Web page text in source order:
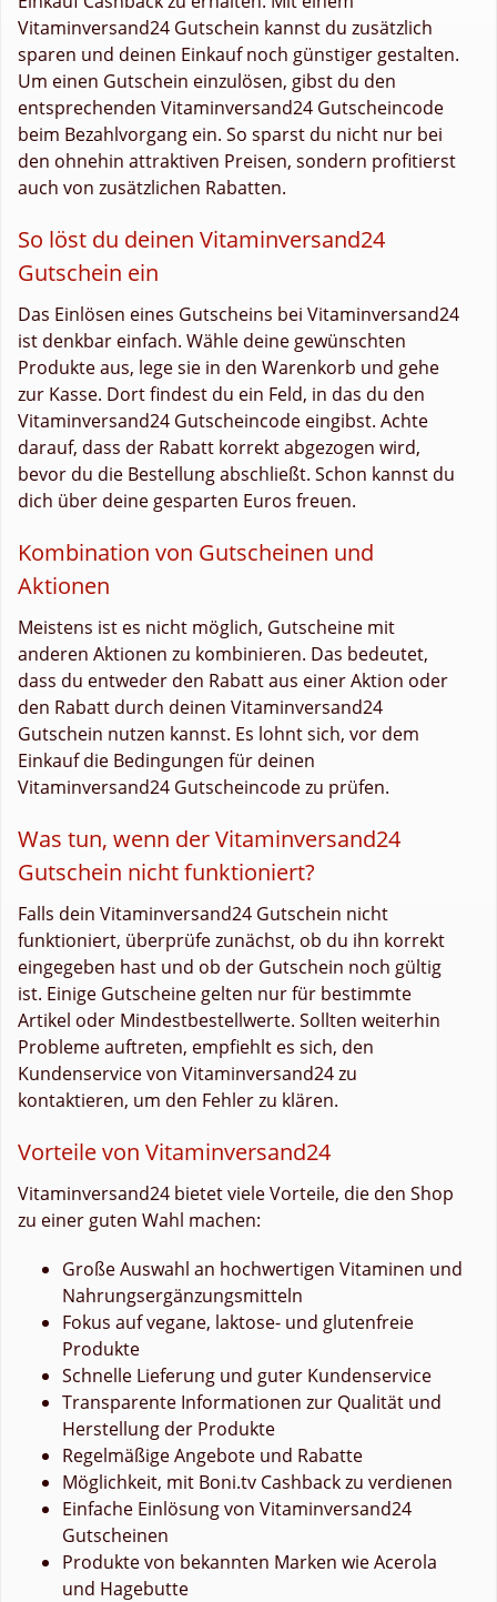
Vitaminversand24 Gutschein kannst du zusätzlich
sparen und deinen Einkauf noch günstiger gestalten.
Um einen Gutschein einzulösen, gibst du den
entsprechenden Vitaminversand24 Gutscheincode
beim Bezahlvorgang ein. So sparst du nicht nur bei
den ohnehin attraktiven Preisen, sondern profitierst
auch von zusätzlichen Rabatten.
So löst du deinen Vitaminversand24
Gutschein ein
Das Einlösen eines Gutscheins bei Vitaminversand24
ist denkbar einfach. Wähle deine gewünschten
Produkte aus, lege sie in den Warenkorb und gehe
zur Kasse. Dort findest du ein Feld, in das du den
Vitaminversand24 Gutscheincode eingibst. Achte
darauf, dass der Rabatt korrekt abgezogen wird,
bevor du die Bestellung abschließt. Schon kannst du
dich über deine gesparten Euros freuen.
Kombination von Gutscheinen und
Aktionen
Meistens ist es nicht möglich, Gutscheine mit
anderen Aktionen zu kombinieren. Das bedeutet,
dass du entweder den Rabatt aus einer Aktion oder
den Rabatt durch deinen Vitaminversand24
Gutschein nutzen kannst. Es lohnt sich, vor dem
Einkauf die Bedingungen für deinen
Vitaminversand24 Gutscheincode zu prüfen.
Was tun, wenn der Vitaminversand24
Gutschein nicht funktioniert?
Falls dein Vitaminversand24 Gutschein nicht
funktioniert, überprüfe zunächst, ob du ihn korrekt
eingegeben hast und ob der Gutschein noch gültig
ist. Einige Gutscheine gelten nur für bestimmte
Artikel oder Mindestbestellwerte. Sollten weiterhin
Probleme auftreten, empfiehlt es sich, den
Kundenservice von Vitaminversand24 zu
kontaktieren, um den Fehler zu klären.
Vorteile von Vitaminversand24
Vitaminversand24 bietet viele Vorteile, die den Shop
zu einer guten Wahl machen:
Große Auswahl an hochwertigen Vitaminen und
Nahrungsergänzungsmitteln
Fokus auf vegane, laktose- und glutenfreie
Produkte
Schnelle Lieferung und guter Kundenservice
Transparente Informationen zur Qualität und
Herstellung der Produkte
Regelmäßige Angebote und Rabatte
Möglichkeit, mit Boni.tv Cashback zu verdienen
Einfache Einlösung von Vitaminversand24
Gutscheinen
Produkte von bekannten Marken wie Acerola
und Hagebutte